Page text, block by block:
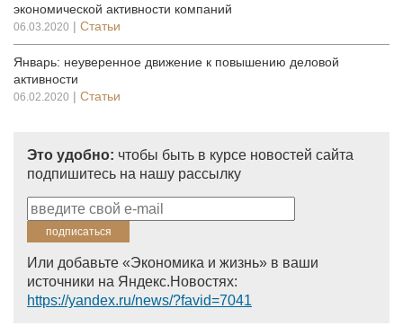
экономической активности компаний
06.03.2020 | Статьи
Январь: неуверенное движение к повышению деловой
активности
06.02.2020 | Статьи
Это удобно: чтобы быть в курсе новостей сайта
подпишитесь на нашу рассылку
Или добавьте «Экономика и жизнь» в ваши
источники на Яндекс.Новостях:
https://yandex.ru/news/?favid=7041